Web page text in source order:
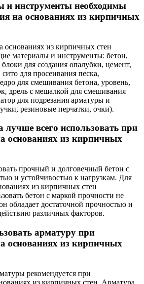
и инструменты необходимы
на основаниях из кирпичных
основаниях из кирпичных стен
материалы и инструменты: бетон,
для создания опалубки, цемент,
для просеивания песка,
для смешивания бетона, уровень,
дрель с мешалкой для смешивания
для подрезания арматуры и
резиновые перчатки, очки).
лучше всего использовать при
основаниях из кирпичных
прочный и долговечный бетон с
и устойчивостью к нагрузкам. Для
из кирпичных стен
бетон с маркой прочности не
обладает достаточной прочностью и
различных факторов.
арматуру при
основаниях из кирпичных
рекомендуется при
из кирпичных стен. Арматура